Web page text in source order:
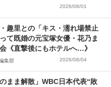
2026/08/01
趣里との「キス・濡れ場禁止
て既婚の元宝塚女優・花乃ま
《直撃後にもホテルへ…》
集部 2026/08/04
のまま解散」WBC日本代表“敗